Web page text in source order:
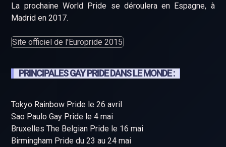
La prochaine World Pride se déroulera en Espagne, à
Madrid en 2017.
Site officiel de l'Europride 2015
PRINCIPALES GAY PRIDE DANS LE MONDE :
Tokyo Rainbow Pride le 26 avril
Sao Paulo Gay Pride le 4 mai
Bruxelles The Belgian Pride le 16 mai
Birmingham Pride du 23 au 24 mai